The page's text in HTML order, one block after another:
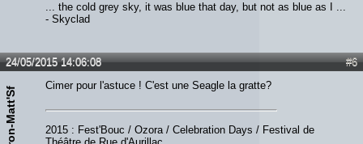
... the cold grey sky, it was blue that day, but not as blue as I ...
- Skyclad
#6
24/05/2015 14:06:08
Iron-Matt'Sf
Cimer pour l'astuce ! C'est une Seagle la gratte?
2015 : Fest'Bouc / Ozora / Celebration Days / Festival de